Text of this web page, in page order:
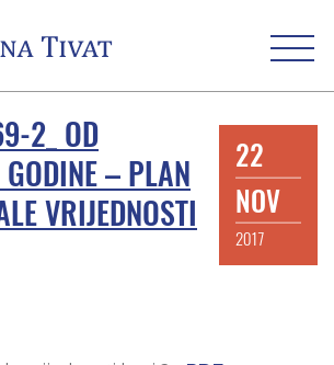
2_ OD
– PLAN
VRIJEDNOSTI
22
NOV
2017